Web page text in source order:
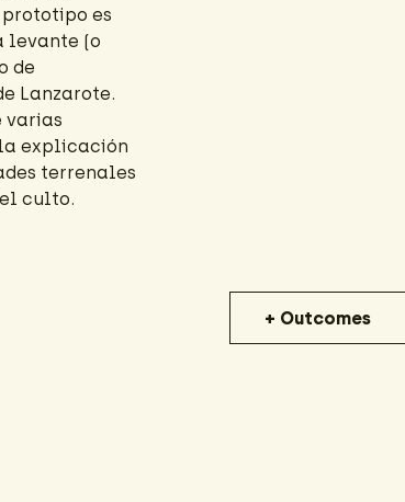
es
levante (o
de
Lanzarote.
varias
la explicación
terrenales
culto.
+ Outcomes